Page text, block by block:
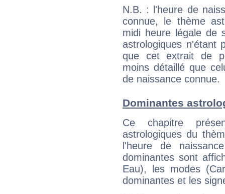
N.B. : l'heure de
connue, le thème
midi heure légale de
astrologiques n'étant
que cet extrait de
moins détaillé que
de naissance connue.
Dominantes
Ce chapitre
astrologiques du
l'heure de
dominantes sont
Eau), les modes
dominantes et les